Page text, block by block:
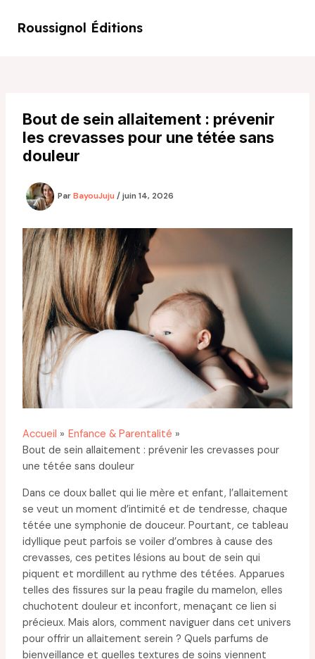
Roussignol Éditions
Bout de sein allaitement : prévenir
les crevasses pour une tétée sans
douleur
ParBayouJuju /juin 14, 2026
Accueil
Enfance & Parentalité
Bout de sein allaitement : prévenir les crevasses pour
une tétée sans douleur
Dans ce doux ballet qui lie mère et enfant, l’allaitement
se veut un moment d’intimité et de tendresse, chaque
tétée une symphonie de douceur. Pourtant, ce tableau
idyllique peut parfois se voiler d’ombres à cause des
crevasses, ces petites lésions au bout de sein qui
piquent et mordillent au rythme des tétées. Apparues
telles des fissures sur la peau fragile du mamelon, elles
chuchotent douleur et inconfort, menaçant ce lien si
précieux. Mais alors, comment naviguer dans cet univers
pour offrir un allaitement serein ? Quels parfums de
bienveillance et quelles textures de soins viennent